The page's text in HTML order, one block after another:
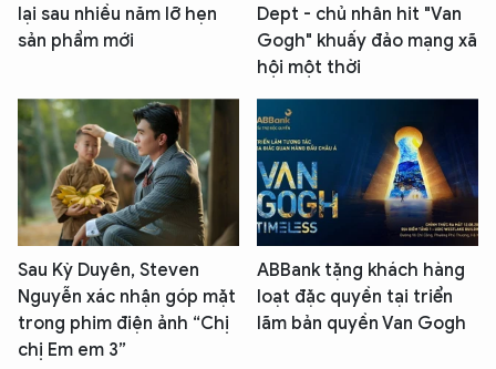
lại sau nhiều năm lỡ hẹn
sản phẩm mới
Dept - chủ nhân hit "Van
Gogh" khuấy đảo mạng xã
hội một thời
Sau Kỳ Duyên, Steven
Nguyễn xác nhận góp mặt
trong phim điện ảnh “Chị
chị Em em 3”
ABBank tặng khách hàng
loạt đặc quyền tại triển
lãm bản quyền Van Gogh